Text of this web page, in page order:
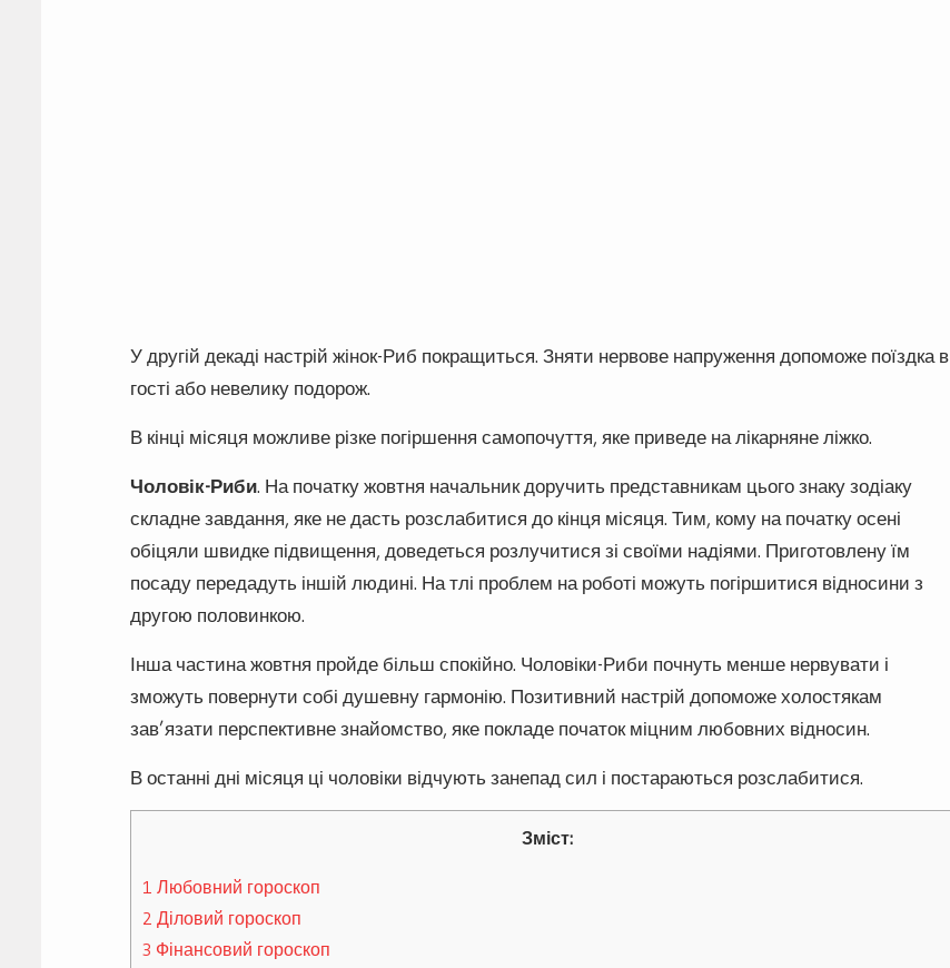
У другій декаді настрій жінок-Риб покращиться. Зняти нервове напруження допоможе поїздка в
гості або невелику подорож.
В кінці місяця можливе різке погіршення самопочуття, яке приведе на лікарняне ліжко.
Чоловік-Риби. На початку жовтня начальник доручить представникам цього знаку зодіаку
складне завдання, яке не дасть розслабитися до кінця місяця. Тим, кому на початку осені
обіцяли швидке підвищення, доведеться розлучитися зі своїми надіями. Приготовлену їм
посаду передадуть іншій людині. На тлі проблем на роботі можуть погіршитися відносини з
другою половинкою.
Інша частина жовтня пройде більш спокійно. Чоловіки-Риби почнуть менше нервувати і
зможуть повернути собі душевну гармонію. Позитивний настрій допоможе холостякам
зав’язати перспективне знайомство, яке покладе початок міцним любовних відносин.
В останні дні місяця ці чоловіки відчують занепад сил і постараються розслабитися.
Зміст:
1 Любовний гороскоп
2 Діловий гороскоп
3 Фінансовий гороскоп